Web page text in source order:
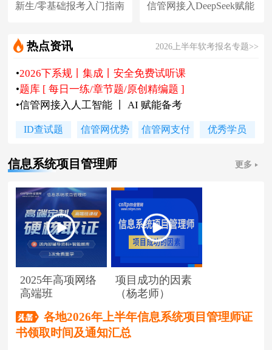
新生/零基础报考入门指南 信管网接入DeepSeek赋能
热点资讯 2026上半年软考报名专题>>
•2026下系规丨集成丨安全免费试听课
•题库 [ 每日一练/章节题/原创精编题 ]
•信管网接入人工智能 丨 AI 赋能备考
信管网软考讲师合作招聘(全职/兼职)
•2026上半年软考证书领取时间及通知
ID查试题 信管网优势 信管网支付 优秀学员
信息系统项目管理师 更多
2025年高项网络
高端班
项目成功的因素
（杨老师）
各地2026年上半年信息系统项目管理师证
书领取时间及通知汇总